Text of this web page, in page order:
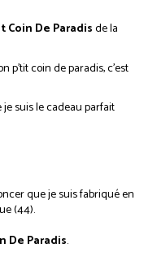
Coin De Paradisde la
p’tit coin de paradis, c’est
suis le cadeau parfait
que je suis fabriqué en
(44).
De Paradis.